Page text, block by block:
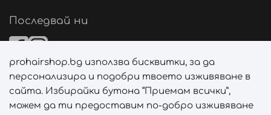
Последвай ни
Начини на плащане
prohairshop.bg използва бисквитки, за да
персонализира и подобри твоето изживяване в
сайта. Избирайки бутона “Приемам всички”,
можем да ти предоставим по-добро изживяване